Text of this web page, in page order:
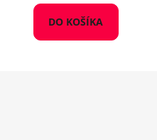
DO KOŠÍKA